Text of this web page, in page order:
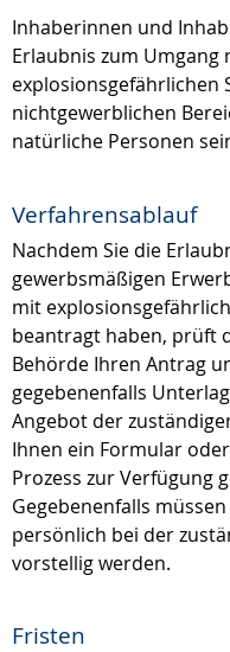
Inhaberinnen und
Erlaubnis zum Umgang
explosionsgefährlichen
nichtgewerblichen
natürliche Personen
Verfahrensablauf
Nachdem Sie die
gewerbsmäßigen
mit
beantragt haben, prüft
Behörde Ihren Antrag
gegebenenfalls
Angebot der
Ihnen ein Formular
Prozess zur Verfügung
Gegebenenfalls müssen
persönlich bei der
vorstellig werden.
Fristen